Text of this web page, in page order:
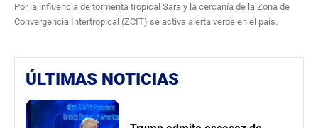
Por la influencia de tormenta tropical Sara y la cercanía de la Zona de
Convergencia Intertropical (ZCIT) se activa alerta verde en el país.
ÚLTIMAS NOTICIAS